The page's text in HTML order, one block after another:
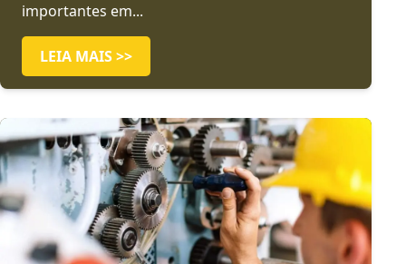
importantes em...
LEIA MAIS >>